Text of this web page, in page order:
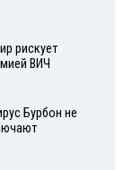
рискует
ВИЧ
Бурбон не